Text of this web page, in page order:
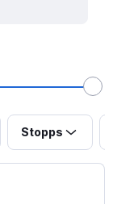
Stopps